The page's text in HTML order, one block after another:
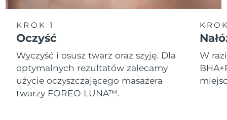
KROK 1
Oczyść
Wyczyść i osusz twarz oraz szyję. Dla
optymalnych rezultatów zalecamy
użycie oczyszczającego masażera
twarzy FOREO LUNA™.
W